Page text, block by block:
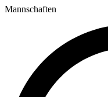
Mannschaften